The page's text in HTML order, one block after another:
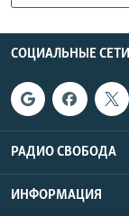
СОЦИАЛЬНЫЕ СЕТИ
РАДИО СВОБОДА
ИНФОРМАЦИЯ